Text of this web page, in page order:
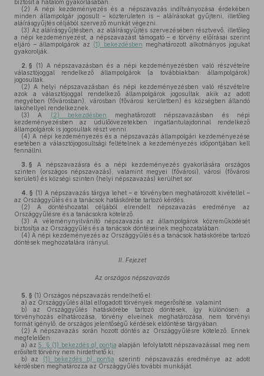
biztosít a hatalom gyakorlásában.
(2) A népi kezdeményezés és a népszavazás indítványozása érdekében
minden állampolgár jogosult – közterületen is – aláírásokat gyűjteni, illetőleg
aláírásgyűjtés céljából szervező munkát végezni.
(3) Az aláírásgyűjtésben, az aláírásgyűjtés szervezésében résztvevő, illetőleg
a népi kezdeményezést, a népszavazást támogató – e törvény előírásai szerint
eljáró – állampolgárok az (1) bekezdésben meghatározott alkotmányos jogukat
gyakorolják.
2. § (1) A népszavazásban és a népi kezdeményezésben való részvételre
választójoggal rendelkező állampolgárok (a továbbiakban: állampolgárok)
jogosultak.
(2) A helyi népszavazásban és népi kezdeményezésben való részvételre
azok a választójoggal rendelkező állampolgárok jogosultak, akik az adott
megyében (fővárosban), városban (fővárosi kerületben) és községben állandó
lakóhellyel rendelkeznek.
(3) A (2) bekezdésben meghatározott népszavazásban és népi
kezdeményezésben az üdülőövezetekben ingatlantulajdonnal rendelkező
állampolgárok is jogosultak részt venni.
(4) A népi kezdeményezés és a népszavazás állampolgári kezdeményezése
esetében a választójogosultsági feltételnek a kezdeményezés időpontjában kell
fennállni.
3. § A népszavazásra és a népi kezdeményezés gyakorlására országos
szinten (országos népszavazás), valamint megyei (fővárosi), városi (fővárosi
kerületi) és községi szinten (helyi népszavazás) kerülhet sor.
4. § (1) A népszavazás tárgya lehet – e törvényben meghatározott kivétellel –
az Országgyűlés és a tanácsok hatáskörébe tartozó kérdés.
(2) A döntéshozatal céljából elrendelt népszavazás eredménye az
Országgyűlésre és a tanácsokra kötelező.
(3) A véleménynyilvánító népszavazás az állampolgárok közreműködését
biztosítja az Országgyűlés és a tanácsok döntéseinek meghozatalában.
(4) A népi kezdeményezés az Országgyűlés és a tanácsok hatáskörébe tartozó
döntések meghozatalára irányul.
II. Fejezet
Az országos népszavazás
5. § (1) Országos népszavazás rendelhető el:
a) az Országgyűlés által elfogadott törvények megerősítése, valamint
b) az Országgyűlés hatáskörébe tartozó döntések, így különösen: a
törvényhozás elhatározása, törvény elveinek meghatározása, nem törvényi
formát igénylő, de országos jelentőségű kérdések eldöntése tárgyában.
(2) A népszavazás során hozott döntés az Országgyűlésre kötelező. Ennek
megfelelően:
a) az 5. § (1) bekezdés a) pontja alapján lefolytatott népszavazással meg nem
erősített törvény nem hirdethető ki;
b) az (1) bekezdés b) pontja szerinti népszavazás eredménye az adott
kérdésben meghatározza az Országgyűlés további munkáját.